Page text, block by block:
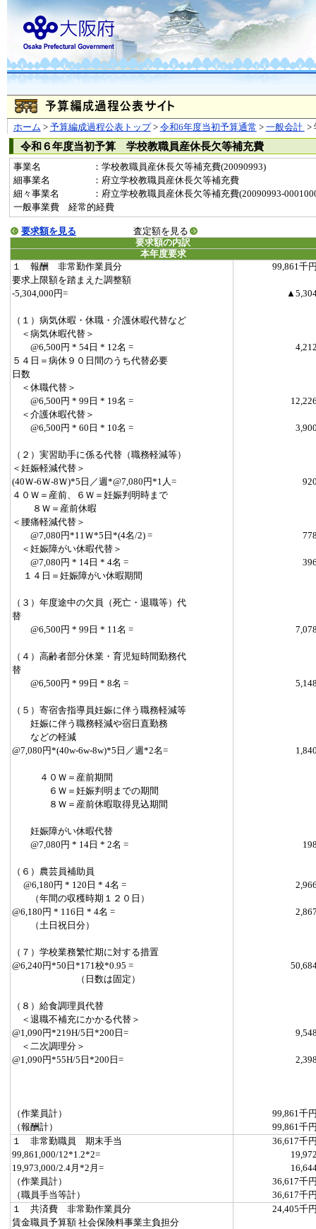
ホーム > 予算編成過程公表トップ> 令和6年度当初予算通常 > 一般会計 >
令和６年度当初予算 学校教職員産休長欠等補充費
事業名
：学校教職員産休長欠等補充費(20090993)
細事業名
：府立学校教職員産休長欠等補充費
細々事業名
：府立学校教職員産休長欠等補充費(20090993-
一般事業費 経常的経費
要求額を見る
査定額を見る
要求額の内訳
本年度要求
１ 報酬 非常勤作業員分
99,861千
要求上限額を踏まえた調整額
-5,304,000円=
（１）病気休暇・休職・介護休暇代替など
＜病気休暇代替＞
@6,500円 * 54日 * 12名 =
５４日＝病休９０日間のうち代替必要
日数
＜休職代替＞
@6,500円 * 99日 * 19名 =
＜介護休暇代替＞
@6,500円 * 60日 * 10名 =
（２）実習助手に係る代替（職務軽減等）
＜妊娠軽減代替＞
(40Ｗ-6Ｗ-8Ｗ)*5日／週*@7,080円*1人=
４０Ｗ＝産前、６Ｗ＝妊娠判明時まで
８Ｗ＝産前休暇
＜腰痛軽減代替＞
@7,080円*11Ｗ*5日*(4名/2) =
＜妊娠障がい休暇代替＞
@7,080円 * 14日 * 4名 =
１４日＝妊娠障がい休暇期間
（３）年度途中の欠員（死亡・退職等）代
替
@6,500円 * 99日 * 11名 =
（４）高齢者部分休業・育児短時間勤務代
替
@6,500円 * 99日 * 8名 =
（５）寄宿舎指導員妊娠に伴う職務軽減等
妊娠に伴う職務軽減や宿日直勤務
などの軽減
@7,080円*(40w-6w-8w)*5日／週*2名=
４０Ｗ＝産前期間
６Ｗ＝妊娠判明までの期間
８Ｗ＝産前休暇取得見込期間
妊娠障がい休暇代替
@7,080円 * 14日 * 2名 =
（６）農芸員補助員
@6,180円 * 120日 * 4名 =
（年間の収穫時期１２０日）
@6,180円 * 116日 * 4名 =
（土日祝日分）
（７）学校業務繁忙期に対する措置
@6,240円*50日*171校*0.95 =
（日数は固定）
（８）給食調理員代替
＜退職不補充にかかる代替＞
@1,090円*219H/5日*200日=
＜二次調理分＞
@1,090円*55H/5日*200日=
（作業員計）
99,861千
（報酬計）
99,861千
１ 非常勤職員 期末手当
36,617千
99,861,000/12*1.2*2=
19,973,000/2.4月*2月=
（作業員計）
36,617千
（職員手当等計）
36,617千
１ 共済費 非常勤作業員分
24,405千
賃金職員予算額 社会保険料事業主負担分